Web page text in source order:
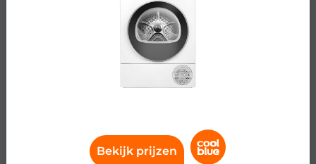
Bespaar energie en onderhoud met de Siemens
WQ45H2B7NL SelfCleaning Condenser. Deze wasdroger
heeft Siemens SelfCleaning Condenser en Siemens
intelligentDry. De condensor spoelt automatisch schoon,
wasprogramma. Daardoor blijft je kleding langer mooi.
Met 9 kilogram vulgewicht droog je grote ladingen in 1
Bekijk prijzen